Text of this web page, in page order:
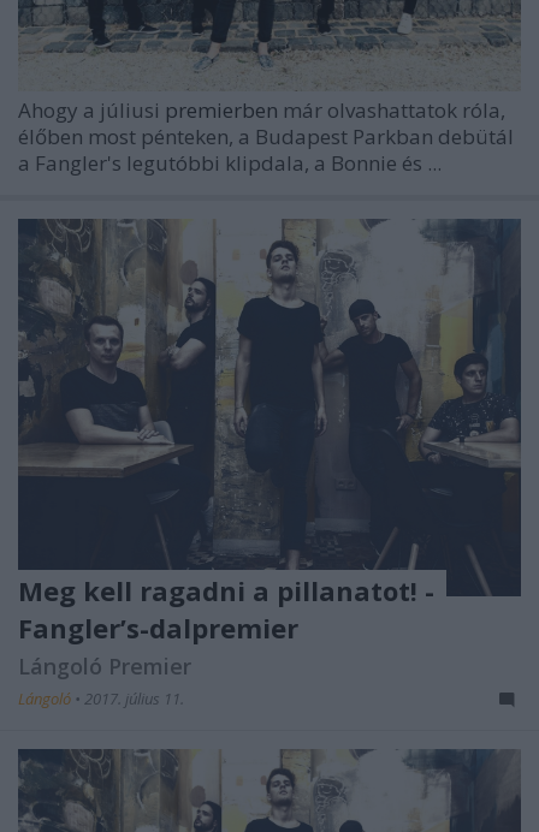
Ahogy a júliusi premierben már olvashattatok róla,
élőben most pénteken, a Budapest Parkban debütál
a Fangler's legutóbbi klipdala, a Bonnie és ...
Meg kell ragadni a pillanatot! -
Fangler’s-dalpremier
Lángoló Premier
Lángoló • 2017. július 11.